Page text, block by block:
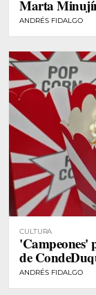
Marta
ANDRÉS FIDALGO
CULTURA
'Campeones'
de
ANDRÉS FIDALGO